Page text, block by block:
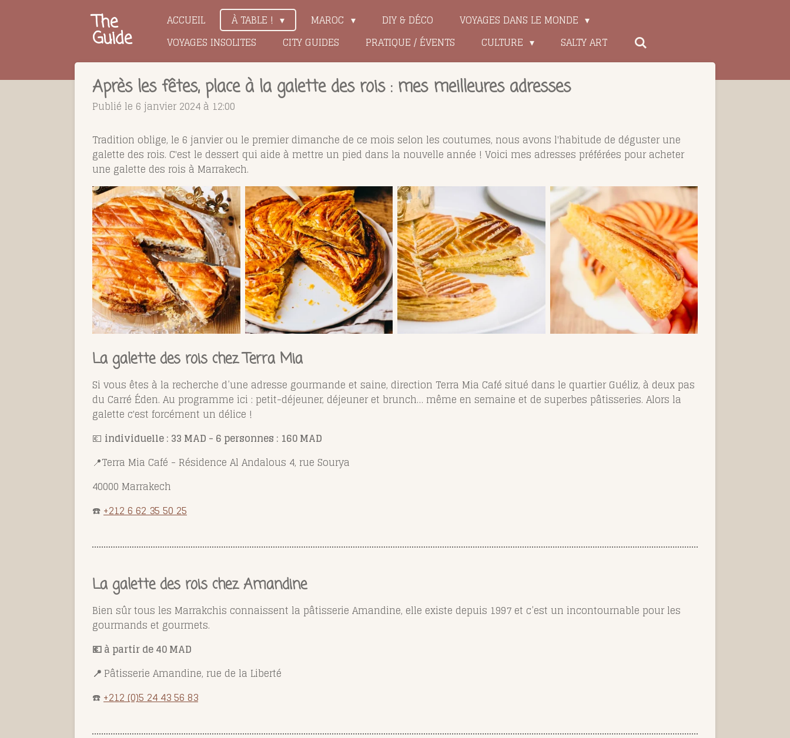
The
Guide
ACCUEIL À TABLE ! MAROC DIY & DÉCO
VOYAGES DANS LE MONDE
VOYAGES INSOLITES
CITY GUIDES PRATIQUE / ÉVENTS CULTURE SALTY ART
Après les fêtes, place à la galette des rois : mes meilleures adresses
Publié le 6 janvier 2024 à 12:00
Tradition oblige, le 6 janvier ou le premier dimanche de ce mois selon les coutumes, nous avons l'habitude de déguster une
galette des rois. C'est le dessert qui aide à mettre un pied dans la nouvelle année ! Voici mes adresses préférées pour acheter
une galette des rois à Marrakech.
La galette des rois chez Terra Mia
Si vous êtes à la recherche d’une adresse gourmande et saine, direction Terra Mia Café situé dans le quartier Guéliz, à deux pas
du Carré Éden. Au programme ici : petit-déjeuner, déjeuner et brunch… même en semaine et de superbes pâtisseries. Alors la
galette c'est forcément un délice !
💶 individuelle : 33 MAD - 6 personnes : 160 MAD
📍Terra Mia Café - Résidence Al Andalous 4, rue Sourya
40000 Marrakech
☎️+212 6 62 35 50 25
La galette des rois chez Amandine
Bien sûr tous les Marrakchis connaissent la pâtisserie Amandine, elle existe depuis 1997 et c’est un incontournable pour les
gourmands et gourmets.
💶 à partir de 40 MAD
📍 Pâtisserie Amandine, rue de la Liberté
☎️+212 (0)5 24 43 56 83